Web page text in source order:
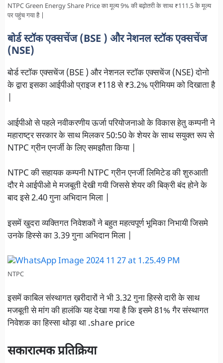
NTPC Green Energy Share Price का मूल्य 9% की बढ़ोतरी के साथ ₹111.5 के मूल्य
पर पहुंच गया है |
बोर्ड स्टॉक एक्सचेंज (BSE ) और नेशनल स्टॉक एक्सचेंज
(NSE)
बोर्ड स्टॉक एक्सचेंज (BSE ) और नेशनल स्टॉक एक्सचेंज (NSE) दोनो
के द्वारा इसका आईपीओ प्राइज ₹118 से ₹3.2% प्रीमियम को दिखाता है
आईपीओ से पहले नवीकरणीय ऊर्जा परियोजनाओ के विकास हेतु कम्पनी ने
महाराष्ट्र सरकार के साथ मिलकर 50:50 के शेयर के साथ सयुक्त रूप से
NTPC ग्रीन एनर्जी के लिए समझौता किया |
NTPC की सहायक कम्पनी NTPC ग्रीन एनर्जी लिमिटेड की शुरुआती
दौर मे आईपीओ मे मजबूती देखी गयी जिससे शेयर की बिक्री बंद होने के
बाद इसे 2.40 गुना अभिदान मिला |
इसमें खुदरा व्यक्तिगत निवेशकों ने बहुत महत्वपूर्ण भूमिका निभायी जिसमे
उनके हिस्से का 3.39 गुना अभिदान मिला |
NTPC
इसमें काबिल संस्थागत ख़रीदारों ने भी 3.32 गुना हिस्से दारी के साथ
मजबूती से मांग की हालंकि यह देखा गया है कि इसमे 81% गैर संस्थागत
निवेशक का हिस्सा थोड़ा था .share price
सकारात्मक प्रतिक्रिया